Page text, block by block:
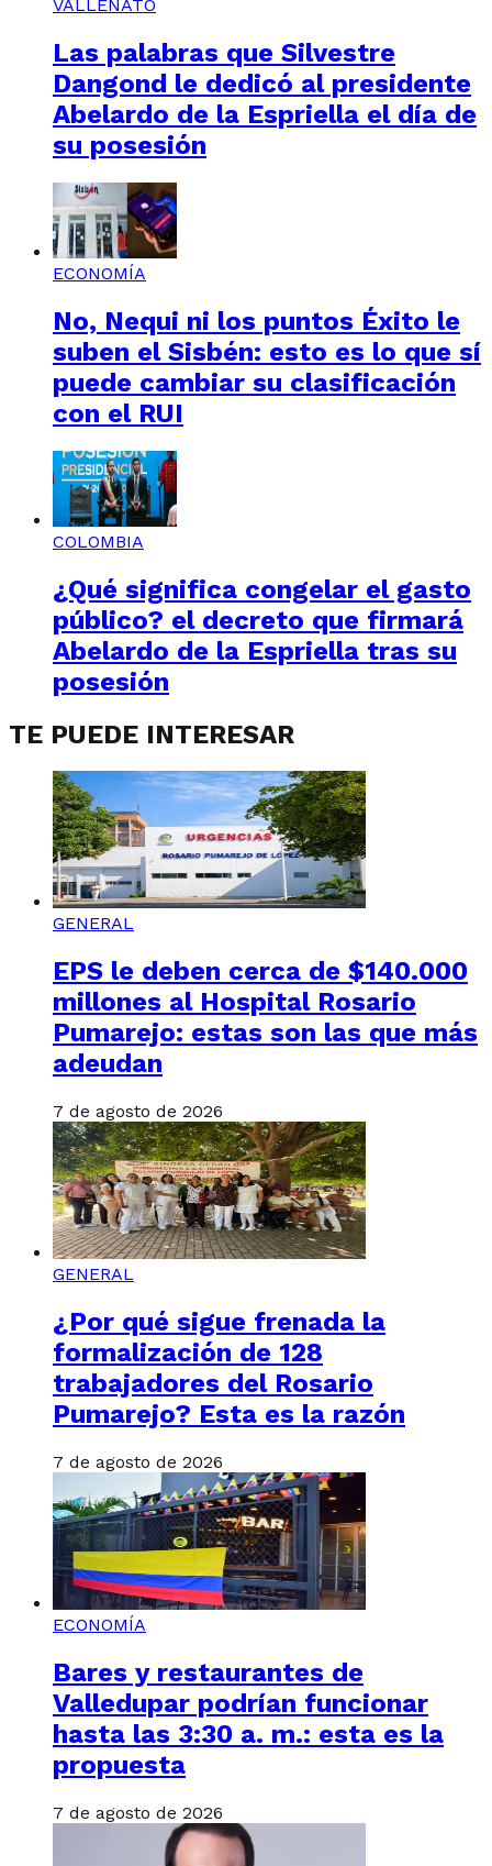
VALLENATO
Las palabras que Silvestre
Dangond le dedicó al presidente
Abelardo de la Espriella el día de
su posesión
ECONOMÍA
No, Nequi ni los puntos Éxito le
suben el Sisbén: esto es lo que sí
puede cambiar su clasificación
con el RUI
COLOMBIA
¿Qué significa congelar el gasto
público? el decreto que firmará
Abelardo de la Espriella tras su
posesión
TE PUEDE INTERESAR
GENERAL
EPS le deben cerca de $140.000
millones al Hospital Rosario
Pumarejo: estas son las que más
adeudan
7 de agosto de 2026
GENERAL
¿Por qué sigue frenada la
formalización de 128
trabajadores del Rosario
Pumarejo? Esta es la razón
7 de agosto de 2026
ECONOMÍA
Bares y restaurantes de
Valledupar podrían funcionar
hasta las 3:30 a. m.: esta es la
propuesta
7 de agosto de 2026